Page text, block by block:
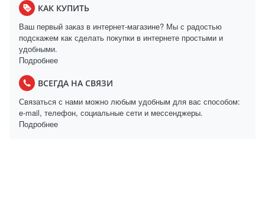
КАК КУПИТЬ
Ваш первый заказ в интернет-магазине? Мы с радостью
подскажем как сделать покупки в интернете простыми и
удобными.
Подробнее
ВСЕГДА НА СВЯЗИ
Связаться с нами можно любым удобным для вас способом:
e-mail, телефон, социальные сети и мессенджеры.
Подробнее